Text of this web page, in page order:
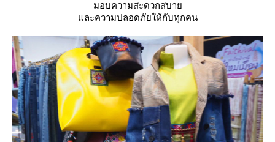
มอบความสะดวกสบา
ละความปลอดภัยให้กับทุกคน